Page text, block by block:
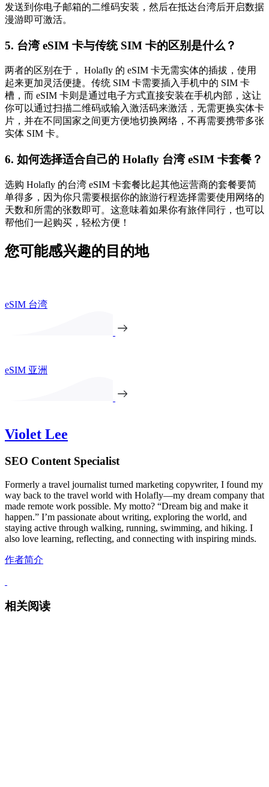
发送到你电子邮箱的二维码安装，然后在抵达台湾后开启数据
漫游即可激活。
5. 台湾 eSIM 卡与传统 SIM 卡的区别是什么？
两者的区别在于， Holafly 的 eSIM 卡无需实体的插拔，使用
起来更加灵活便捷。传统 SIM 卡需要插入手机中的 SIM 卡
槽，而 eSIM 卡则是通过电子方式直接安装在手机内部，这让
你可以通过扫描二维码或输入激活码来激活，无需更换实体卡
片，并在不同国家之间更方便地切换网络，不再需要携带多张
实体 SIM 卡。
6. 如何选择适合自己的 Holafly 台湾 eSIM 卡套餐？
选购 Holafly 的台湾 eSIM 卡套餐比起其他运营商的套餐要简
单得多，因为你只需要根据你的旅游行程选择需要使用网络的
天数和所需的张数即可。这意味着如果你有旅伴同行，也可以
帮他们一起购买，轻松方便！
您可能感兴趣的目的地
eSIM 台湾
eSIM 亚洲
Violet Lee
SEO Content Specialist
Formerly a travel journalist turned marketing copywriter, I found my
way back to the travel world with Holafly—my dream company that
made remote work possible. My motto? “Dream big and make it
happen.” I’m passionate about writing, exploring the world, and
staying active through walking, running, swimming, and hiking. I
also love learning, reflecting, and connecting with inspiring minds.
作者简介
相关阅读